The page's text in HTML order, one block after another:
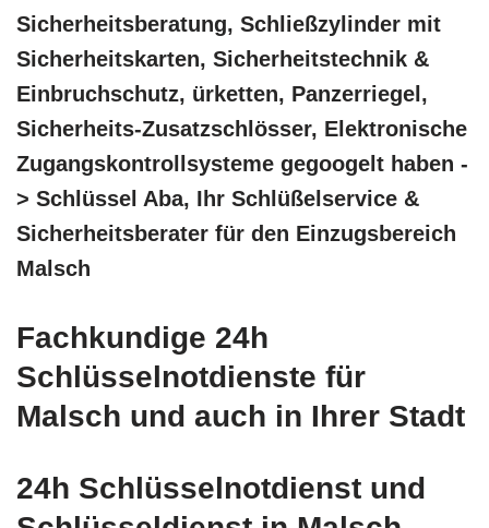
Sicherheitsberatung, Schließzylinder mit
Sicherheitskarten, Sicherheitstechnik &
Einbruchschutz, ürketten, Panzerriegel,
Sicherheits-Zusatzschlösser, Elektronische
Zugangskontrollsysteme gegoogelt haben -
> Schlüssel Aba, Ihr Schlüßelservice &
Sicherheitsberater für den Einzugsbereich
Malsch
Fachkundige 24h
Schlüsselnotdienste für
Malsch und auch in Ihrer Stadt
24h Schlüsselnotdienst und